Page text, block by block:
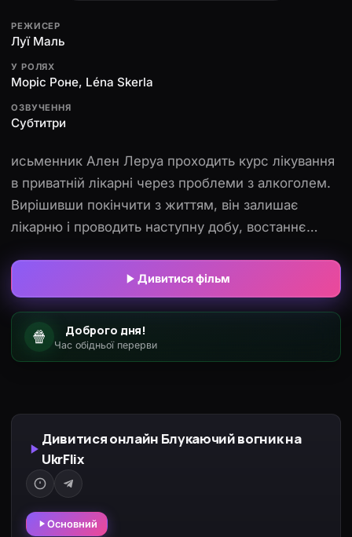
РЕЖИСЕР
Луї Маль
У РОЛЯХ
Моріс Роне, Léna Skerla
ОЗВУЧЕННЯ
Субтитри
исьменник Ален Леруа проходить курс лікування
в приватній лікарні через проблеми з алкоголем.
Вирішивши покінчити з життям, він залишає
лікарню і проводить наступну добу, востаннє
причину продовжувати жити?
Дивитися фільм
🍿 Доброго дня!
Час обідньої перерви
Дивитися онлайн Блукаючий вогник на
UkrFlix
Основний